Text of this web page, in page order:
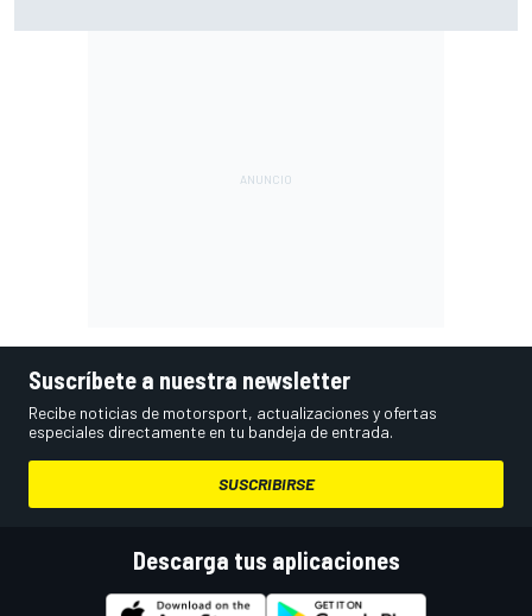
Suscríbete a nuestra newsletter
Recibe noticias de motorsport, actualizaciones y ofertas
especiales directamente en tu bandeja de entrada.
SUSCRIBIRSE
Descarga tus aplicaciones